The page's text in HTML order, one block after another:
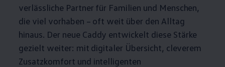
verlässliche Partner für Familien und Menschen,
die viel vorhaben – oft weit über den Alltag
hinaus. Der neue Caddy entwickelt diese Stärke
gezielt weiter: mit digitaler Übersicht, cleverem
Zusatzkomfort und intelligenten